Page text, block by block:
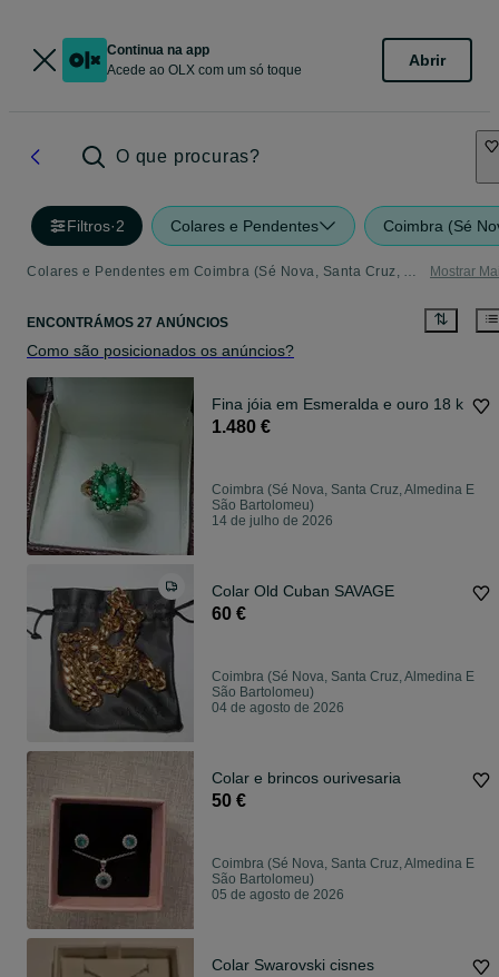
Continua na app
Acede ao OLX com um só toque
Abrir
O que procuras?
Filtros·2 Colares e Pendentes Coimbra (Sé
Colares e Pendentes em Coimbra (Sé Nova, Santa Cruz, Almedina E São Bartolomeu) - tudo o que precisa Mostrar
ENCONTRÁMOS 27 ANÚNCIOS
Como são posicionados os anúncios?
Fina jóia em Esmeralda e ouro 18 k
1.480 €
Coimbra (Sé Nova, Santa Cruz, Almedina E
São Bartolomeu)
14 de julho de 2026
Colar Old Cuban SAVAGE
60 €
Coimbra (Sé Nova, Santa Cruz, Almedina E
São Bartolomeu)
04 de agosto de 2026
Colar e brincos ourivesaria
50 €
Coimbra (Sé Nova, Santa Cruz, Almedina E
São Bartolomeu)
05 de agosto de 2026
Colar Swarovski cisnes